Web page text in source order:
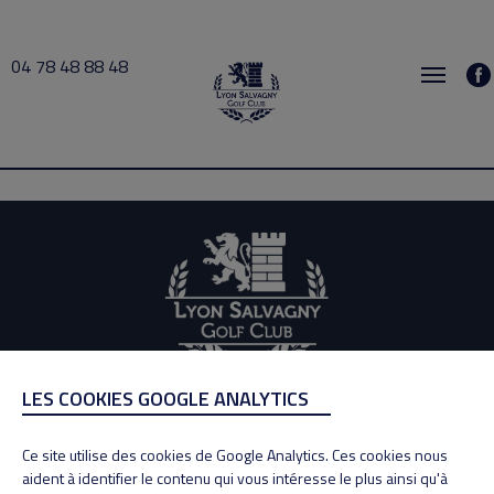
04 78 48 88 48
busy 2026-07-29 18:30 → 2026-07-29 19:00
ADRESSE
69890 La Tour de Salvagny
Tél : 04 78 48 88 48
LES COOKIES GOOGLE ANALYTICS
Ce site utilise des cookies de Google Analytics. Ces cookies nous
aident à identifier le contenu qui vous intéresse le plus ainsi qu'à